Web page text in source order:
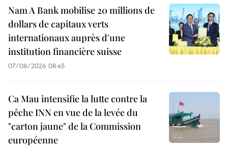
Nam A Bank mobilise 20 millions de
dollars de capitaux verts
internationaux auprès d'une
institution financière suisse
07/08/2026 08:45
Ca Mau intensifie la lutte contre la
pêche INN en vue de la levée du
"carton jaune" de la Commission
européenne